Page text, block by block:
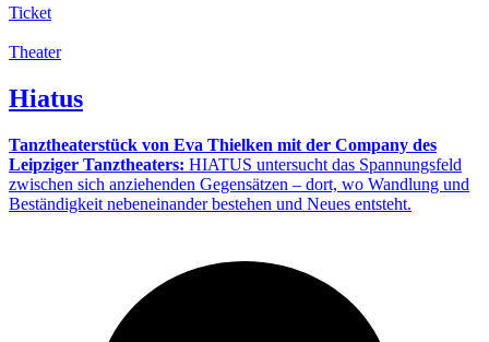
Ticket
Theater
Hiatus
Tanztheaterstück von Eva Thielken mit der Company des
Leipziger Tanztheaters: HIATUS untersucht das Spannungsfeld
zwischen sich anziehenden Gegensätzen – dort, wo Wandlung und
Beständigkeit nebeneinander bestehen und Neues entsteht.